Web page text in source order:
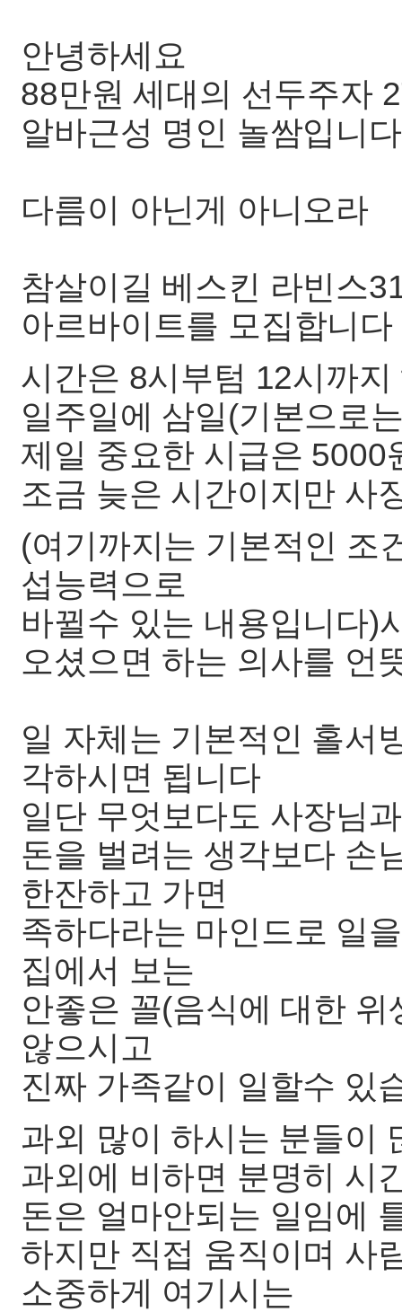
안녕하세요
88만원 세대의 선두주자
알바근성 명인 놀쌈입니다
다름이 아닌게 아니오라
참살이길 베스킨 라빈스
아르바이트를 모집합니다
시간은 8시부텀 12시까
일주일에 삼일(기본으로
제일 중요한 시급은 5000
조금 늦은 시간이지만 사
(여기까지는 기본적인 조
섭능력으로
바뀔수 있는 내용입니다)
오셨으면 하는 의사를 언
일 자체는 기본적인 홀서
각하시면 됩니다
일단 무엇보다도 사장님
돈을 벌려는 생각보다 손
한잔하고 가면
족하다라는 마인드로 일
집에서 보는
안좋은 꼴(음식에 대한
않으시고
진짜 가족같이 일할수 있
과외 많이 하시는 분들이
과외에 비하면 분명히 시
돈은 얼마안되는 일임에
하지만 직접 움직이며 사
소중하게 여기시는